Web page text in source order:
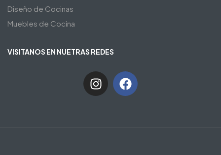
Diseño de Cocinas
Muebles de Cocina
VISITANOS EN NUETRAS REDES